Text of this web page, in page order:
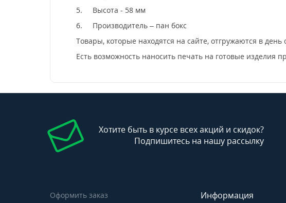
5.
Высота - 58 мм
6.
Производитель – пан бокс
Товары, которые находятся на сайте, отгружаются в
Есть возможность наносить печать на готовые изделия
Хотите быть в курсе всех акций и скидок?
Подпишитесь на нашу рассылку
Оформить заказ Информация